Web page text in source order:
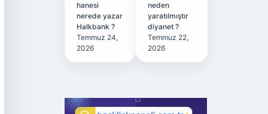
hanesi
nerede yazar
Halkbank ?
Temmuz 24,
2026
neden
yaratılmıştır
diyanet ?
Temmuz 22,
2026